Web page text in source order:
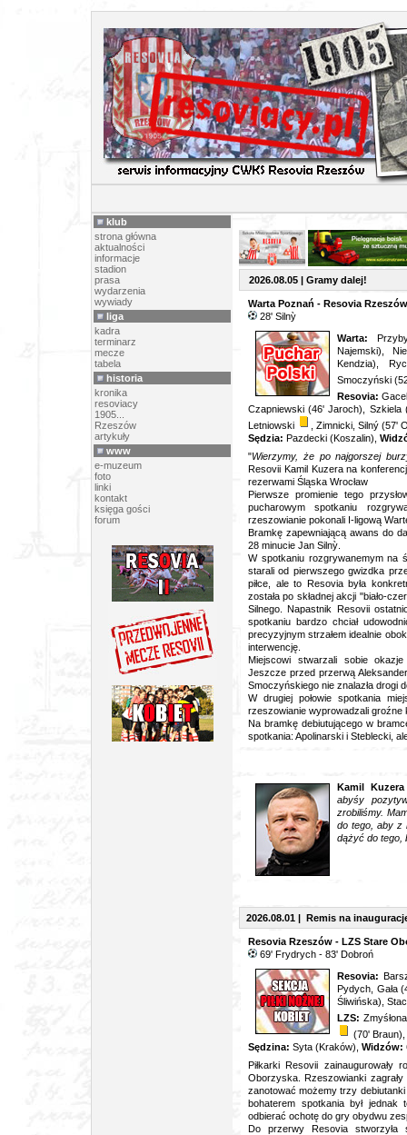
klub
strona główna
aktualności
informacje
stadion
prasa
wydarzenia
wywiady
liga
kadra
terminarz
mecze
tabela
historia
kronika
resoviacy
1905...
Rzeszów
artykuły
www
e-muzeum
foto
linki
kontakt
księga gości
forum
2026.08.05 | Gramy dalej!
Warta Poznań - Resovia
28' Silnỳ
Warta:
Najemski),
Kendzia),
Smoczyński
Resovia:
Czapniewski (46' Jaroch), Szkiela
Letniowski
, Zimnicki, Silný (57'
Sędzia: Pazdecki (Koszalin),
"Wierzymy, że po najgorszej
Resovii Kamil Kuzera na
rezerwami Śląska Wrocław
Pierwsze promienie tego
pucharowym spotkaniu
rzeszowianie pokonali I-ligową
Bramkę zapewniającą awans do
28 minucie Jan Silnỳ.
W spotkaniu rozgrywanemym na
starali od pierwszego gwizdka
piłce, ale to Resovia była
została po składnej akcji "biało-
Silnego. Napastnik Resovii
spotkaniu bardzo chciał
precyzyjnym strzałem idealnie
interwencję.
Miejscowi stwarzali sobie
Jeszcze przed przerwą Aleksander
Smoczyńskiego nie znalazła drogi
W drugiej połowie spotkania
rzeszowianie wyprowadzali groźne
Na bramkę debiutującego w
spotkania: Apolinarski i Steblecki,
Kamil
abyśy
zrobiliśmy.
do tego, aby z
dążyć do tego,
2026.08.01 | Remis na
Resovia Rzeszów - LZS Stare
69' Frydrych - 83' Dobroń
Resovia:
Pydych, Gała
Śliwińska),
LZS:
(70' Braun),
Sędzina: Syta (Kraków), Widzów:
Piłkarki Resovii zainaugurowały
Oborzyska. Rzeszowianki
zanotować możemy trzy debiutanki
bohaterem spotkania był jednak
odbierać ochotę do gry obydwu
Do przerwy Resovia stworzyła